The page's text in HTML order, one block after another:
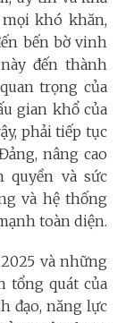
khó khăn,
bến bờ vinh
đến thành
trọng của
gian khổ của
phải tiếp tục
nâng cao
quyền và sức
và hệ thống
toàn diện.
và những
tổng quát của
đạo, năng lực